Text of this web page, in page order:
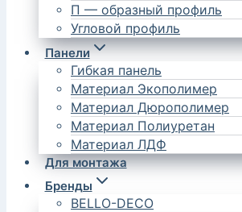
П — образный профиль
Угловой профиль
Панели
Гибкая панель
Материал Экополимер
Материал Дюрополимер
Материал Полиуретан
Материал ЛДФ
Для монтажа
Бренды
BELLO-DECO